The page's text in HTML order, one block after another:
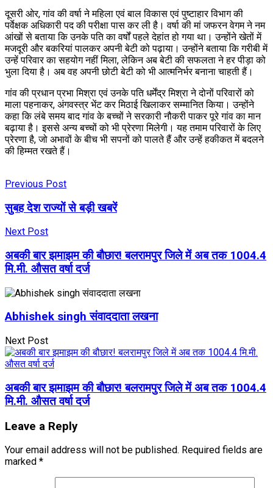
दूसरी ओर, गांव की वर्षा ने महिला एवं बाल विकास एवं पुष्टाहार विभाग की
पर्वेक्षक अधिकारी पद की परीक्षा पास कर ली है। वर्षा की मां जफरन वेगम ने नम
आंखों से बताया कि उनके पति का वर्षों पहले देहांत हो गया था। उन्होंने खेतों में
मजदूरी और बकरियां पालकर अपनी बेटी को पढ़ाया। उन्होंने बताया कि गरीबी में
उन्हें परिवार का सहयोग नहीं मिला, लेकिन अब बेटी की सफलता ने हर पीड़ा को
भुला दिया है। अब वह अपनी छोटी बेटी को भी आत्मनिर्भर बनाना चाहती हैं।
गांव की प्रधान प्रभा मिश्रा एवं उनके पति धर्मेंद्र मिश्रा ने दोनों परिवारों को
माला पहनाकर, अंगवस्त्र भेंट कर मिठाई खिलाकर सम्मानित किया। उन्होंने
कहा कि लंबे समय बाद गांव के बच्चों ने सरकारी नौकरी पाकर पूरे गांव का मान
बढ़ाया है। इससे अन्य बच्चों को भी प्रेरणा मिलेगी। यह तमाम परिवारों के लिए
प्रेरणा है, जो अभावों के बीच भी सपनों को पालते हैं और उन्हें हकीकत में बदलने
की हिम्मत रखते हैं।
Previous Post
सुबह देश राज्यों से बड़ी खबरें
Next Post
अबकी बार झमाझम की बौछार! बलरामपुर जिले में अब तक 1004.4
मि.मी. औसत वर्षा दर्ज
Abhishek singh संवाददाता लखना
Next Post
अबकी बार झमाझम की बौछार! बलरामपुर जिले में अब तक 1004.4
मि.मी. औसत वर्षा दर्ज
Leave a Reply
Your email address will not be published. Required fields are
marked *